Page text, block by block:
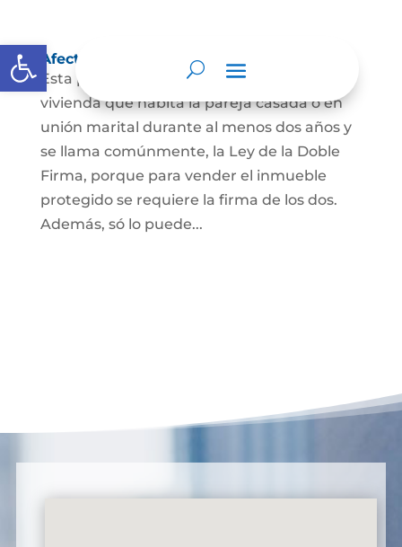
Abrir barra de herramientas
Afectación a Vivienda familiar
Esta protección la ordena la ley sobre la
vivienda que habita la pareja casada o en
unión marital durante al menos dos años y
se llama comúnmente, la Ley de la Doble
Firma, porque para vender el inmueble
protegido se requiere la firma de los dos.
Además, só lo puede...